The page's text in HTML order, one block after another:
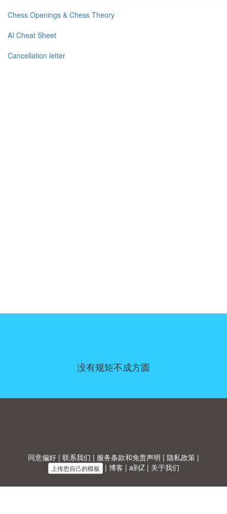
Chess Openings & Chess Theory
AI Cheat Sheet
Cancellation letter
没有规矩不成方圆
同意偏好 | 联系我们 | 服务条款和免责声明 | 隐私政策 |
上传您自己的模板 | 博客 | a到Z| 关于我们
Allbusinesstemplates.com是由Ren-IT于 2026 开发的网站 © ABT ltd.